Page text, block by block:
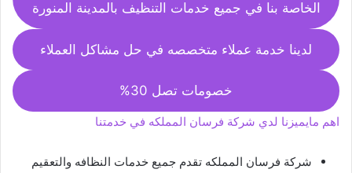
الخاصة بنا في جميع خدمات التنظيف بالمدينة المنورة
لدينا خدمة عملاء متخصصه في حل مشاكل العملاء
خصومات تصل 30%
اهم مايميزنا لدي شركة فرسان المملكه في خدمتنا
شركة فرسان المملكه تقدم جميع خدمات النظافه والتعقيم